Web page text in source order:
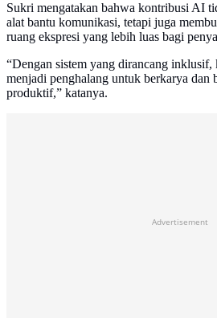
Sukri mengatakan bahwa kontribusi AI
alat bantu komunikasi, tetapi juga
ruang ekspresi yang lebih luas bagi
“Dengan sistem yang dirancang
menjadi penghalang untuk berkarya dan
produktif,” katanya.
Advertisement